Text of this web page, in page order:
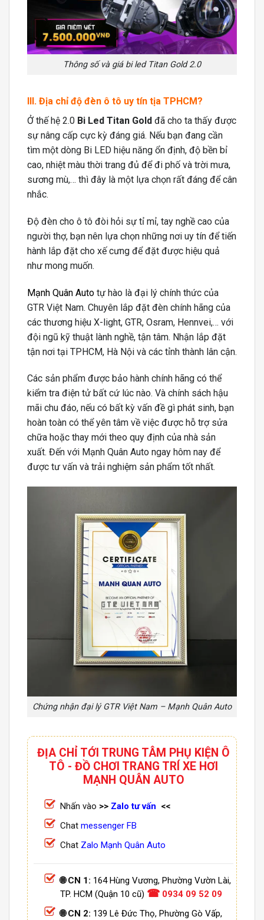
Thông số và giá bi led Titan Gold 2.0
III. Địa chỉ độ đèn ô tô uy tín tịa TPHCM?
Ở thế hệ 2.0 Bi Led Titan Gold đã cho ta thấy được
sự nâng cấp cực kỳ đáng giá. Nếu bạn đang cần
tìm một dòng Bi LED hiệu năng ổn định, độ bền bỉ
cao, nhiệt màu thời trang đủ để đi phố và trời mưa,
sương mù,… thì đây là một lựa chọn rất đáng để cân
nhắc.
Độ đèn cho ô tô đòi hỏi sự tỉ mỉ, tay nghề cao của
người thợ, bạn nên lựa chọn những nơi uy tín để tiến
hành lắp đặt cho xế cưng để đặt được hiệu quả
như mong muốn.
Mạnh Quân Auto tự hào là đại lý chính thức của
GTR Việt Nam. Chuyên lắp đặt đèn chính hãng của
các thương hiệu X-light, GTR, Osram, Hennvei,… với
đội ngũ kỹ thuật lành nghề, tận tâm. Nhận lắp đặt
tận nơi tại TPHCM, Hà Nội và các tỉnh thành lân cận.
Các sản phẩm được bảo hành chính hãng có thể
kiểm tra điện tử bất cứ lúc nào. Và chính sách hậu
mãi chu đáo, nếu có bất kỳ vấn đề gì phát sinh, bạn
hoàn toàn có thể yên tâm về việc được hỗ trợ sửa
chữa hoặc thay mới theo quy định của nhà sản
xuất. Đến với Mạnh Quân Auto ngay hôm nay để
được tư vấn và trải nghiệm sản phẩm tốt nhất.
Chứng nhận đại lý GTR Việt Nam – Mạnh Quân Auto
ĐỊA CHỈ TỚI TRUNG TÂM PHỤ KIỆN Ô
TÔ - ĐỒ CHƠI TRANG TRÍ XE HƠI
MẠNH QUÂN AUTO
Nhấn vào >> Zalo tư vấn <<
Chat messenger FB
Chat Zalo Mạnh Quân Auto
🌐 CN 1: 164 Hùng Vương, Phường Vườn Lài,
TP. HCM (Quận 10 cũ) ☎ 0934 09 52 09
🌐 CN 2: 139 Lê Đức Thọ, Phường Gò Vấp,